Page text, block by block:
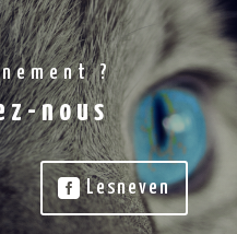
?
nous
Lesneven